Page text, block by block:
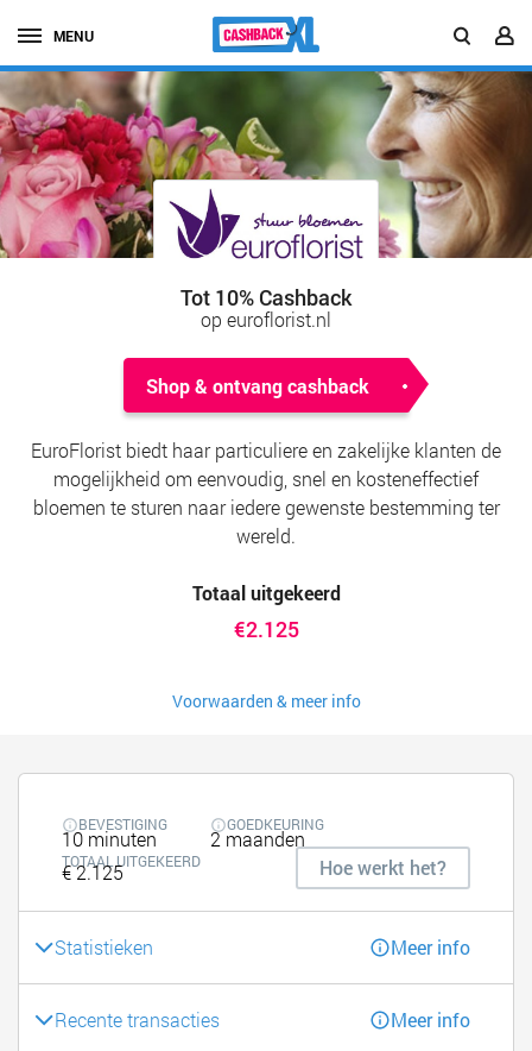
MENU
Tot 10% Cashback
op euroflorist.nl
Shop & ontvang cashback
EuroFlorist biedt haar particuliere en zakelijke klanten de
mogelijkheid om eenvoudig, snel en kosteneffectief
bloemen te sturen naar iedere gewenste bestemming ter
wereld.
Totaal uitgekeerd
€2.125
Voorwaarden & meer info
BEVESTIGING
10 minuten
GOEDKEURING
2 maanden
TOTAAL UITGEKEERD
€ 2.125 Hoe werkt het?
Statistieken Meer info
Recente transacties Meer info